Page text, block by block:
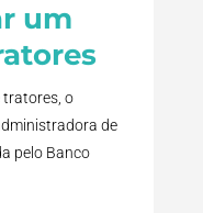
um
tratores, o
de
pelo Banco